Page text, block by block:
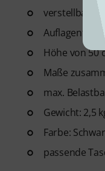
verstellbare
Auflagentiefe:
Höhe von 50
Maße
max.
Gewicht: 2,5
Farbe:
passende